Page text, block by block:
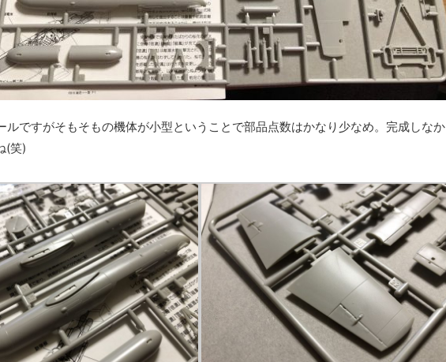
ルですがそもそもの機体が小型ということで部品点数はかなり少なめ。完成しなか
(笑)